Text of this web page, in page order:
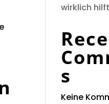
wirklich
s
Keine